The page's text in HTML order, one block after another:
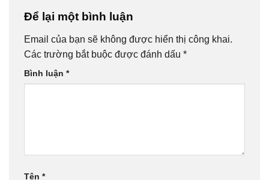
Để lại một bình luận
Email của bạn sẽ không được hiển thị công khai.
Các trường bắt buộc được đánh dấu *
Bình luận *
Tên *